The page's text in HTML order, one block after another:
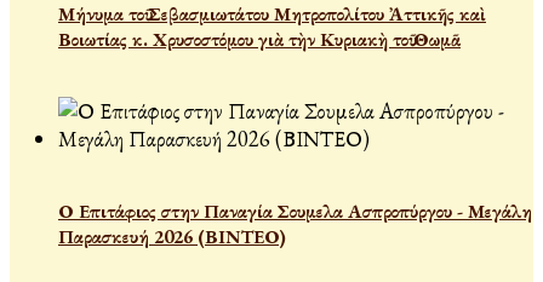
Μήνυμα τοῦ Σεβασμιωτάτου Μητροπολίτου Ἀττικῆς καὶ
Βοιωτίας κ. Χρυσοστόμου γιὰ τὴν Κυριακὴ τοῦ Θωμᾶ
Ο Επιτάφιος στην Παναγία Σουμελα Ασπροπύργου - Μεγάλη
Παρασκευή 2026 (ΒΙΝΤΕΟ)